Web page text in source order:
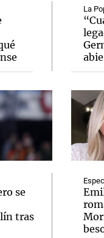
se
tras
La
Groenlandia